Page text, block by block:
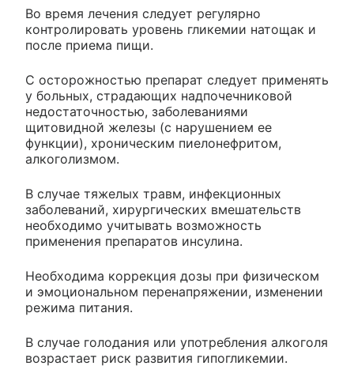
Во время лечения следует регулярно
контролировать уровень гликемии натощак и
после приема пищи.
С осторожностью препарат следует применять
у больных, страдающих надпочечниковой
недостаточностью, заболеваниями
щитовидной железы (с нарушением ее
функции), хроническим пиелонефритом,
алкоголизмом.
В случае тяжелых травм, инфекционных
заболеваний, хирургических вмешательств
необходимо учитывать возможность
применения препаратов инсулина.
Необходима коррекция дозы при физическом
и эмоциональном перенапряжении, изменении
режима питания.
В случае голодания или употребления алкоголя
возрастает риск развития гипогликемии.